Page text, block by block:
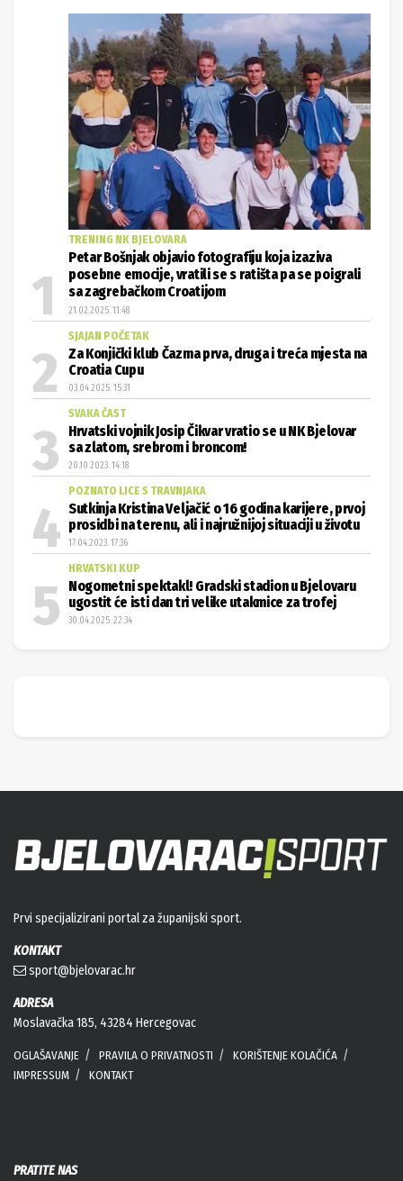
TRENING NK BJELOVARA
Petar Bošnjak objavio fotografiju koja izaziva
posebne emocije, vratili se s ratišta pa se poigrali
sa zagrebačkom Croatijom
21.02.2025. 11:48
SJAJAN POČETAK
Za Konjički klub Čazma prva, druga i treća mjesta na
Croatia Cupu
03.04.2025. 15:31
SVAKA ČAST
Hrvatski vojnik Josip Čikvar vratio se u NK Bjelovar
sa zlatom, srebrom i broncom!
20.10.2023. 14:18
POZNATO LICE S TRAVNJAKA
Sutkinja Kristina Veljačić o 16 godina karijere, prvoj
prosidbi na terenu, ali i najružnijoj situaciji u životu
17.04.2023. 17:36
HRVATSKI KUP
Nogometni spektakl! Gradski stadion u Bjelovaru
ugostit će isti dan tri velike utakmice za trofej
30.04.2025. 22:34
Prvi specijalizirani portal za županijski sport.
KONTAKT
sport@bjelovarac.hr
ADRESA
Moslavačka 185, 43284 Hercegovac
OGLAŠAVANJE PRAVILA O PRIVATNOSTI
KORIŠTENJE KOLAČIĆA
IMPRESSUM
KONTAKT
PRATITE NAS